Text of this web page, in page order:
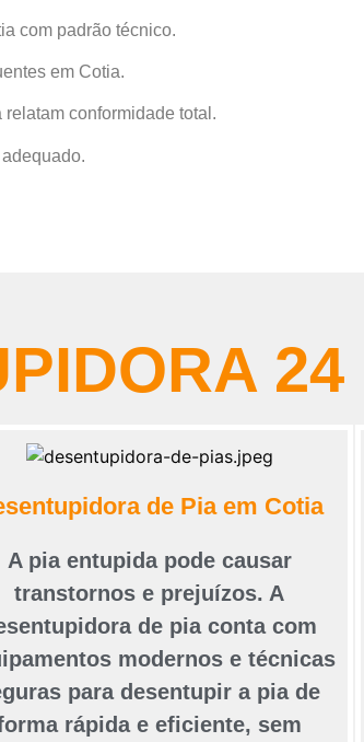
com padrão técnico.
em Cotia.
conformidade total.
de Pia em Cotia
A pia entupida pode causar
transtornos e prejuízos. A
de pia conta com
modernos e técnicas
para desentupir a pia de
rápida e eficiente, sem